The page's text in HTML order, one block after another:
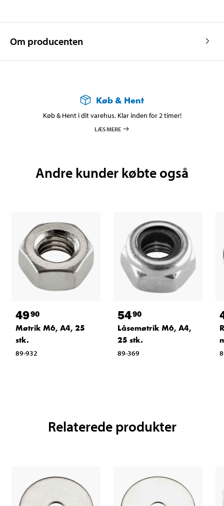
Om producenten
Køb & Hent
Køb & Hent i dit varehus. Klar inden for 2 timer!
LÆS MERE
Andre kunder købte også
4990
Møtrik M6, A4, 25
stk.
89-932
5490
Låsemøtrik M6, A4,
25 stk.
89-369
Relaterede produkter